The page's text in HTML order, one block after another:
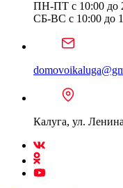
ПН-ПТ с 10:00 до
СБ-ВС с 10:00 до
Калуга, ул.